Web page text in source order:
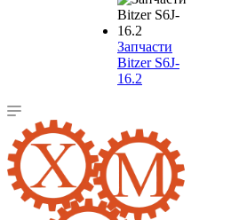
Запчасти
Bitzer S6J-
16.2